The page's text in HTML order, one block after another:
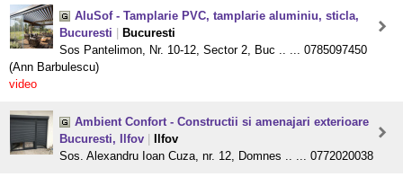
AluSof - Tamplarie PVC, tamplarie aluminiu, sticla,
Bucuresti
Bucuresti
Sos Pantelimon, Nr. 10-12, Sector 2, Buc .. ... 0785097450
(Ann Barbulescu)
video
Ambient Confort - Constructii si amenajari exterioare
Bucuresti, Ilfov
Ilfov
Sos. Alexandru Ioan Cuza, nr. 12, Domnes .. ... 0772020038